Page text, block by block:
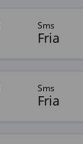
sms
Fria
sms
Fria